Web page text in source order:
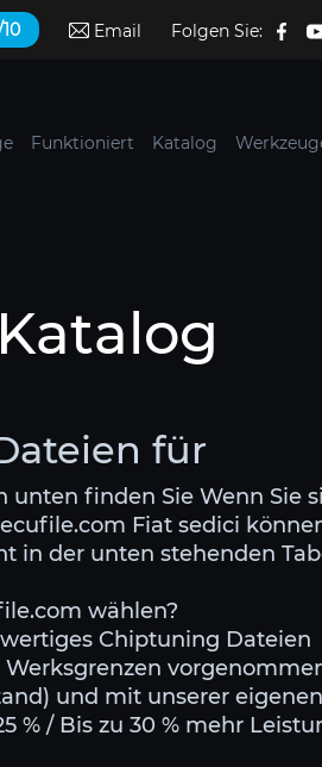
Email Folgen Sie:
Funktioniert Katalog
Katalog
für
unten finden Sie Wenn Sie
Fiat sedici
in der unten stehenden
wählen?
Chiptuning Dateien
und mit unserer
% / Bis zu 30 % mehr